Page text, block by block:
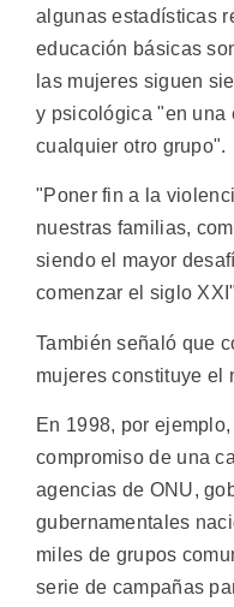
algunas estadísticas
educación básicas
las mujeres siguen
y psicológica "en una
cualquier otro grupo".
"Poner fin a la
nuestras familias,
siendo el mayor
comenzar el siglo
También señaló que
mujeres constituye el
En 1998, por
compromiso de una
agencias de ONU,
gubernamentales
miles de grupos
serie de campañas